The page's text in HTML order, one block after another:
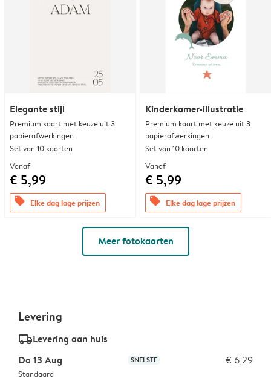
Elegante stijl
Premium kaart met keuze uit 3
papierafwerkingen
Set van 10 kaarten
Vanaf
€ 5,99
offers Elke dag lage prijzen
Kinderkamer-illustratie
Premium kaart met keuze uit 3
papierafwerkingen
Set van 10 kaarten
Vanaf
€ 5,99
offers Elke dag lage prijzen
Meer fotokaarten
Levering
delivery_standard_v2Levering aan huis
Do 13 Aug
SNELSTE € 6,29
Standaard